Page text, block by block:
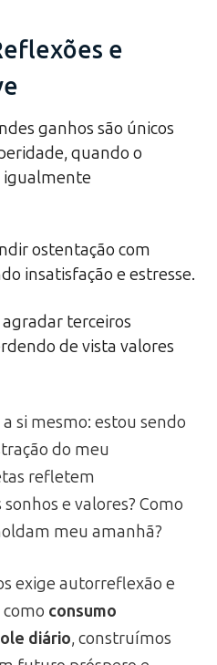
e
ganhos são únicos
quando o
igualmente
ostentação com
insatisfação e estresse.
terceiros
de vista valores
si mesmo: estou sendo
do meu
refletem
e valores? Como
meu amanhã?
exige autorreflexão e
consumo
diário, construímos